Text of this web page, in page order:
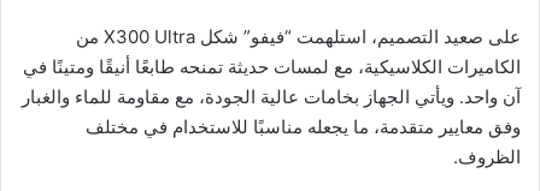
على صعيد التصميم، استلهمت “فيفو” شكل X300 Ultra من
الكاميرات الكلاسيكية، مع لمسات حديثة تمنحه طابعًا أنيقًا ومتينًا في
آن واحد. ويأتي الجهاز بخامات عالية الجودة، مع مقاومة للماء والغبار
وفق معايير متقدمة، ما يجعله مناسبًا للاستخدام في مختلف
الظروف.